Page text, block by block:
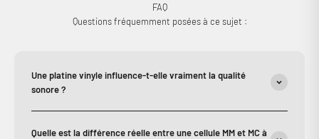
FAQ
Questions fréquemment posées à ce sujet :
Une platine vinyle influence-t-elle vraiment la qualité
sonore ?
Quelle est la différence réelle entre une cellule MM et MC à